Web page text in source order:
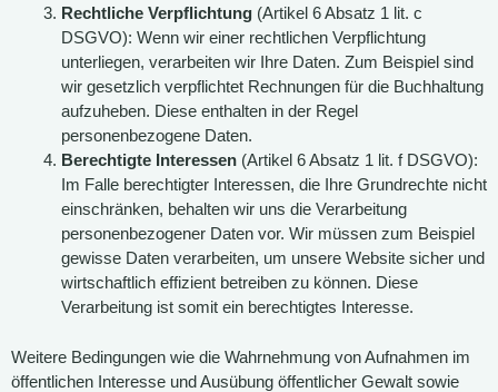
Rechtliche Verpflichtung (Artikel 6 Absatz 1 lit. c
DSGVO): Wenn wir einer rechtlichen Verpflichtung
unterliegen, verarbeiten wir Ihre Daten. Zum Beispiel sind
wir gesetzlich verpflichtet Rechnungen für die Buchhaltung
aufzuheben. Diese enthalten in der Regel
personenbezogene Daten.
Berechtigte Interessen (Artikel 6 Absatz 1 lit. f DSGVO):
Im Falle berechtigter Interessen, die Ihre Grundrechte nicht
einschränken, behalten wir uns die Verarbeitung
personenbezogener Daten vor. Wir müssen zum Beispiel
gewisse Daten verarbeiten, um unsere Website sicher und
wirtschaftlich effizient betreiben zu können. Diese
Verarbeitung ist somit ein berechtigtes Interesse.
Weitere Bedingungen wie die Wahrnehmung von Aufnahmen im
öffentlichen Interesse und Ausübung öffentlicher Gewalt sowie